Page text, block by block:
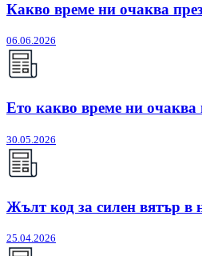
Какво време ни очаква
06.06.2026
Ето какво време ни очаква
30.05.2026
Жълт код за силен вятър в
25.04.2026